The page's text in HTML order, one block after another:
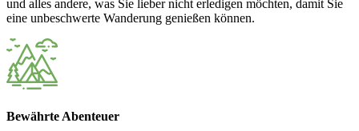
und alles andere, was Sie lieber nicht erledigen möchten, damit Sie
eine unbeschwerte Wanderung genießen können.
Bewährte Abenteuer